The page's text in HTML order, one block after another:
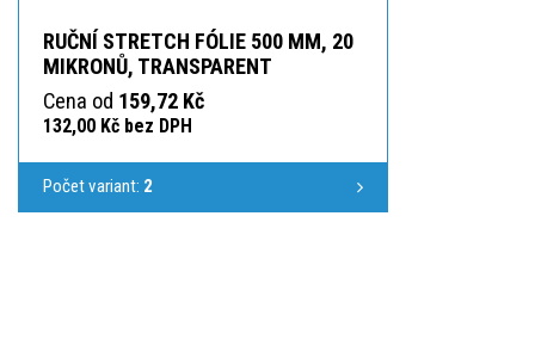
RUČNÍ STRETCH FÓLIE 500 MM, 20
MIKRONŮ, TRANSPARENT
Cena od 159,72 Kč
132,00 Kč bez DPH
Počet variant: 2